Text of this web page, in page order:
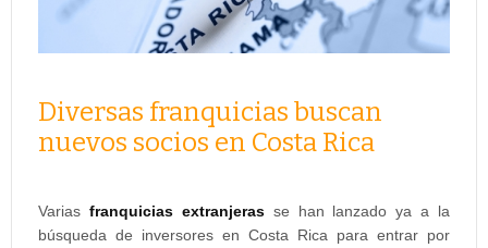
Diversas franquicias buscan
nuevos socios en Costa Rica
Varias franquicias extranjerasse han lanzado ya a la
búsqueda de inversores en Costa Rica para entrar por